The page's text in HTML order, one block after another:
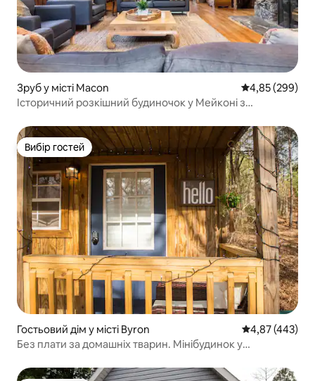
Зруб у місті Macon Середня
4,85 (299)
Історичний розкішний будиночок у Мейконі з
Вибір гостей
Вибір гостей
Гостьовий дім у місті Byron Середня
4,87 (443)
Без плати за домашніх тварин. Мінібудинок у